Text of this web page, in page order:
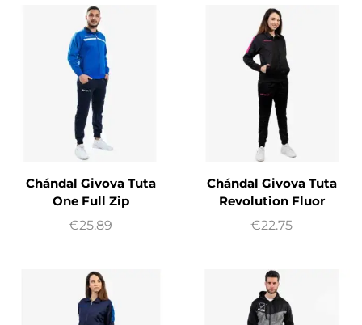
Chándal Givova Tuta
One Full Zip
€25.89
Chándal Givova Tuta
Revolution Fluor
€22.75